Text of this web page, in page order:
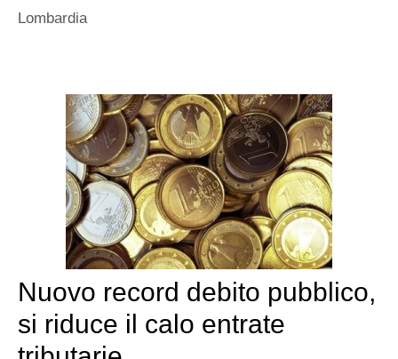
Lombardia
Nuovo record debito pubblico,
si riduce il calo entrate